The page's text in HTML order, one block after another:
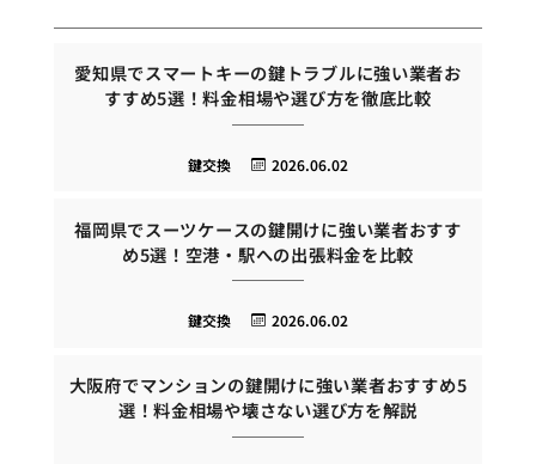
愛知県でスマートキーの鍵トラブルに強い業者お
すすめ5選！料金相場や選び方を徹底比較
2026.06.02
鍵交換
福岡県でスーツケースの鍵開けに強い業者おすす
め5選！空港・駅への出張料金を比較
2026.06.02
鍵交換
大阪府でマンションの鍵開けに強い業者おすすめ5
選！料金相場や壊さない選び方を解説